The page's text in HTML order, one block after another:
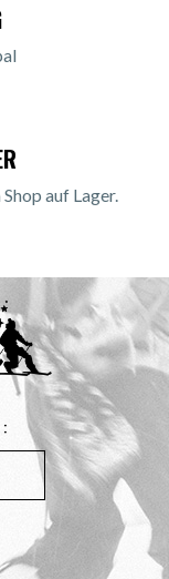
auf Lager.
: